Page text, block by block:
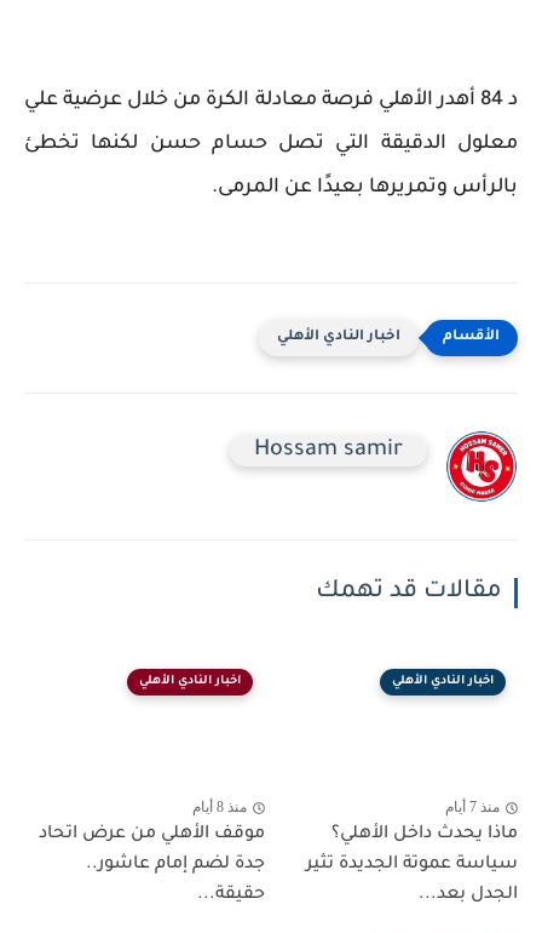
د 84 أهدر الأهلي فرصة معادلة الكرة من خلال عرضية علي
معلول الدقيقة التي تصل حسام حسن لكنها تخطئ
بالرأس وتمريرها بعيدًا عن المرمى.
اخبار النادي الأهلي
Hossam samir
مقالات قد تهمك
اخبار النادي الأهلي
منذ 7 أيام
ماذا يحدث داخل الأهلي؟
سياسة عموتة الجديدة تثير
الجدل بعد...
اخبار النادي الأهلي
منذ 8 أيام
موقف الأهلي من عرض اتحاد
جدة لضم إمام عاشور..
حقيقة...